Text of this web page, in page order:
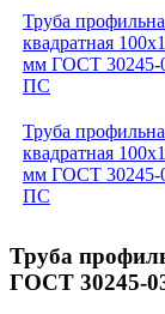
Труба
квадратная
мм ГОСТ 30245-
ПС
Труба
квадратная
мм ГОСТ 30245-
ПС
Труба
ГОСТ 30245-